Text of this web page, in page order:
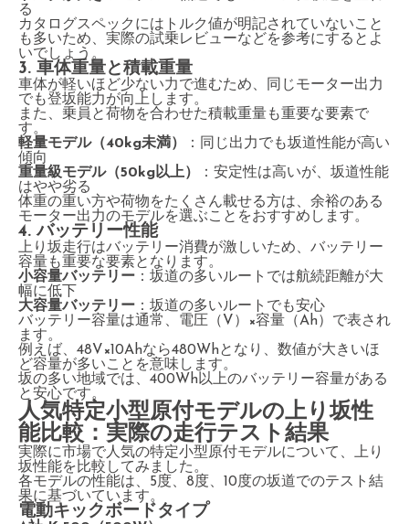
る
カタログスペックにはトルク値が明記されていないこと
も多いため、実際の試乗レビューなどを参考にするとよ
いでしょう。
3. 車体重量と積載重量
車体が軽いほど少ない力で進むため、同じモーター出力
でも登坂能力が向上します。
また、乗員と荷物を合わせた積載重量も重要な要素で
す。
軽量モデル（40kg未満）
：同じ出力でも坂道性能が高い
傾向
重量級モデル（50kg以上）
：安定性は高いが、坂道性能
はやや劣る
体重の重い方や荷物をたくさん載せる方は、余裕のある
モーター出力のモデルを選ぶことをおすすめします。
4. バッテリー性能
上り坂走行はバッテリー消費が激しいため、バッテリー
容量も重要な要素となります。
小容量バッテリー ：坂道の多いルートでは航続距離が大
幅に低下
大容量バッテリー ：坂道の多いルートでも安心
バッテリー容量は通常、電圧（V）×容量（Ah）で表され
ます。
例えば、48V×10Ahなら480Whとなり、数値が大きいほ
ど容量が多いことを意味します。
坂の多い地域では、400Wh以上のバッテリー容量がある
と安心です。
人気特定小型原付モデルの上り坂性
能比較：実際の走行テスト結果
実際に市場で人気の特定小型原付モデルについて、上り
坂性能を比較してみました。
各モデルの性能は、5度、8度、10度の坂道でのテスト結
果に基づいています。
電動キックボードタイプ